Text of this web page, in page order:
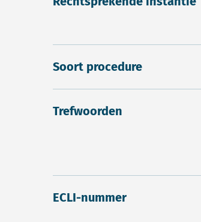
Soort procedure
Trefwoorden
ECLI-nummer